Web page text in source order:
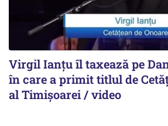
Virgil Ianțu îl taxează pe
în care a primit titlul de
al Timișoarei / video